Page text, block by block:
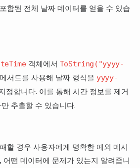
함된 전체 날짜 데이터를 얻을 수 있습
객체에서 ToString("yyyy-
메서드를 사용해 날짜 형식을 yyyy-
정합니다. 이를 통해 시간 정보를 제거
추출할 수 있습니다.
할 경우 사용자에게 명확한 예외 메시
어떤 데이터에 문제가 있는지 알려줍니